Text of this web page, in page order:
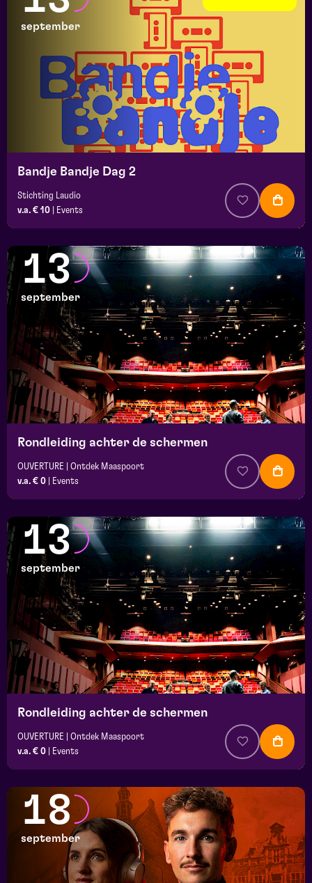
september
Bandje Bandje Dag 2
Stichting Laudio
v.a. € 10
Events
13
september
Rondleiding achter de schermen
OUVERTURE | Ontdek Maaspoort
v.a. € 0
Events
13
september
Rondleiding achter de schermen
OUVERTURE | Ontdek Maaspoort
v.a. € 0
Events
18
september